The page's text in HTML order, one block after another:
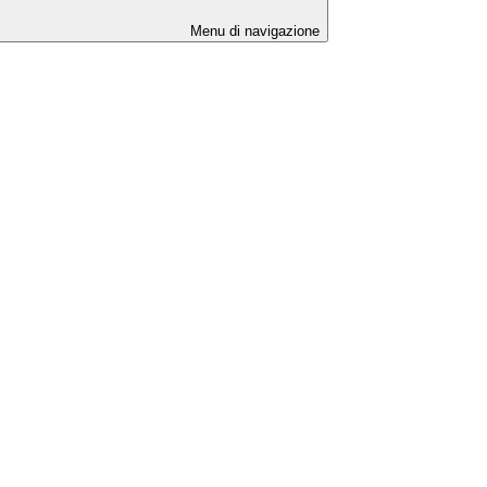
Menu di navigazione